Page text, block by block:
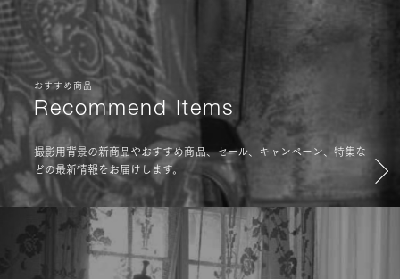
おすすめ商品
Recommend Items
撮影用背景の新商品やおすすめ商品、セール、キャンペーン、特集な
どの最新情報をお届けします。